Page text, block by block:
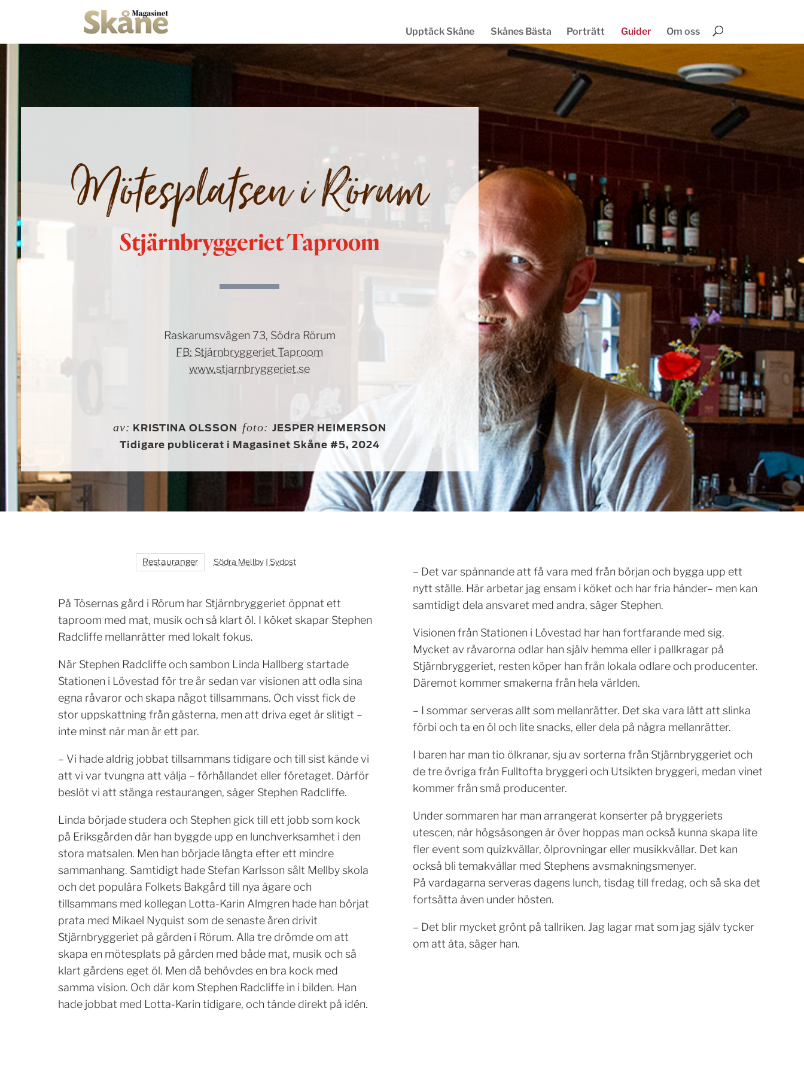
Upptäck Skåne Skånes Bästa Porträtt Guider Om oss
Mötesplatsen i Rörum
Stjärnbryggeriet Taproom
Raskarumsvägen 73, Södra Rörum
FB: Stjärnbryggeriet Taproom
www.stjarnbryggeriet.se
av: KRISTINA OLSSON foto: JESPER HEIMERSON
Tidigare publicerat i Magasinet Skåne #5, 2024
Restauranger Södra Mellby| Sydost
På Tösernas gård i Rörum har Stjärnbryggeriet öppnat ett
taproom med mat, musik och så klart öl. I köket skapar Stephen
Radcliffe mellanrätter med lokalt fokus.
När Stephen Radcliffe och sambon Linda Hallberg startade
Stationen i Lövestad för tre år sedan var visionen att odla sina
egna råvaror och skapa något tillsammans. Och visst fick de
stor uppskattning från gästerna, men att driva eget är slitigt –
inte minst när man är ett par.
– Vi hade aldrig jobbat tillsammans tidigare och till sist kände vi
att vi var tvungna att välja – förhållandet eller företaget. Därför
beslöt vi att stänga restaurangen, säger Stephen Radcliffe.
Linda började studera och Stephen gick till ett jobb som kock
på Eriksgården där han byggde upp en lunchverksamhet i den
stora matsalen. Men han började längta efter ett mindre
sammanhang. Samtidigt hade Stefan Karlsson sålt Mellby skola
och det populära Folkets Bakgård till nya ägare och
tillsammans med kollegan Lotta-Karin Almgren hade han börjat
prata med Mikael Nyquist som de senaste åren drivit
Stjärnbryggeriet på gården i Rörum. Alla tre drömde om att
skapa en mötesplats på gården med både mat, musik och så
klart gårdens eget öl. Men då behövdes en bra kock med
samma vision. Och där kom Stephen Radcliffe in i bilden. Han
hade jobbat med Lotta-Karin tidigare, och tände direkt på idén.
– Det var spännande att få vara med från början och bygga upp ett
nytt ställe. Här arbetar jag ensam i köket och har fria händer– men kan
samtidigt dela ansvaret med andra, säger Stephen.
Visionen från Stationen i Lövestad har han fortfarande med sig.
Mycket av råvarorna odlar han själv hemma eller i pallkragar på
Stjärnbryggeriet, resten köper han från lokala odlare och producenter.
Däremot kommer smakerna från hela världen.
– I sommar serveras allt som mellanrätter. Det ska vara lätt att slinka
förbi och ta en öl och lite snacks, eller dela på några mellanrätter.
I baren har man tio ölkranar, sju av sorterna från Stjärnbryggeriet och
de tre övriga från Fulltofta bryggeri och Utsikten bryggeri, medan vinet
kommer från små producenter.
Under sommaren har man arrangerat konserter på bryggeriets
utescen, när högsäsongen är över hoppas man också kunna skapa lite
fler event som quizkvällar, ölprovningar eller musikkvällar. Det kan
också bli temakvällar med Stephens avsmakningsmenyer.
På vardagarna serveras dagens lunch, tisdag till fredag, och så ska det
fortsätta även under hösten.
– Det blir mycket grönt på tallriken. Jag lagar mat som jag själv tycker
om att äta, säger han.